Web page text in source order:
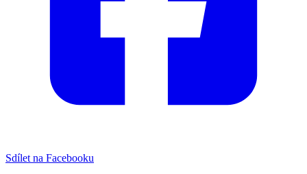
Sdílet na Facebooku